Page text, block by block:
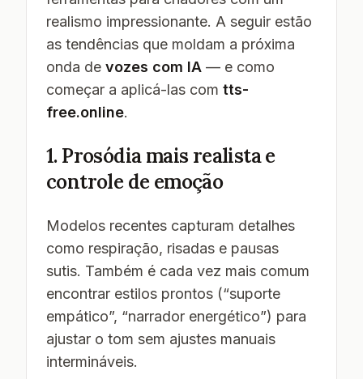
realismo impressionante. A seguir estão
as tendências que moldam a próxima
onda de vozes com IA — e como
começar a aplicá-las com tts-
free.online.
1. Prosódia mais realista e
controle de emoção
Modelos recentes capturam detalhes
como respiração, risadas e pausas
sutis. Também é cada vez mais comum
encontrar estilos prontos (“suporte
empático”, “narrador energético”) para
ajustar o tom sem ajustes manuais
intermináveis.